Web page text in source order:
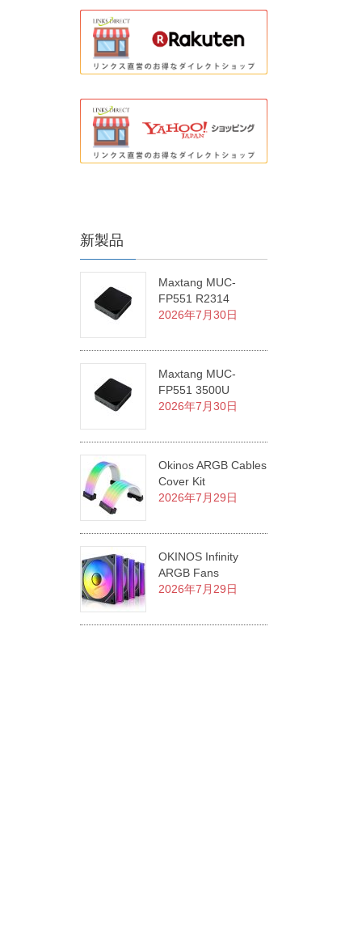
新製品
Maxtang MUC-
FP551 R2314
2026年7月30日
Maxtang MUC-
FP551 3500U
2026年7月30日
Okinos ARGB Cables
Cover Kit
2026年7月29日
OKINOS Infinity
ARGB Fans
2026年7月29日